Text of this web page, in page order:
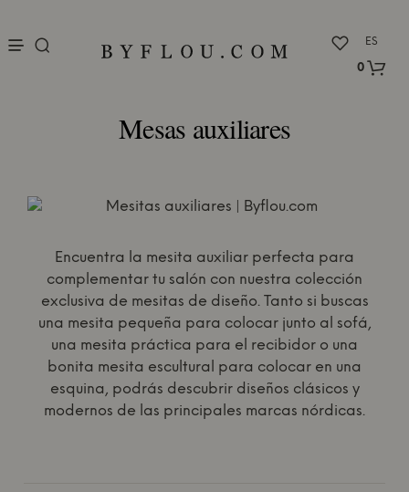
ES
0
Mesas auxiliares
Encuentra la mesita auxiliar perfecta para
complementar tu salón con nuestra colección
exclusiva de mesitas de diseño. Tanto si buscas
una mesita pequeña para colocar junto al sofá,
una mesita práctica para el recibidor o una
bonita mesita escultural para colocar en una
esquina, podrás descubrir diseños clásicos y
modernos de las principales marcas nórdicas.